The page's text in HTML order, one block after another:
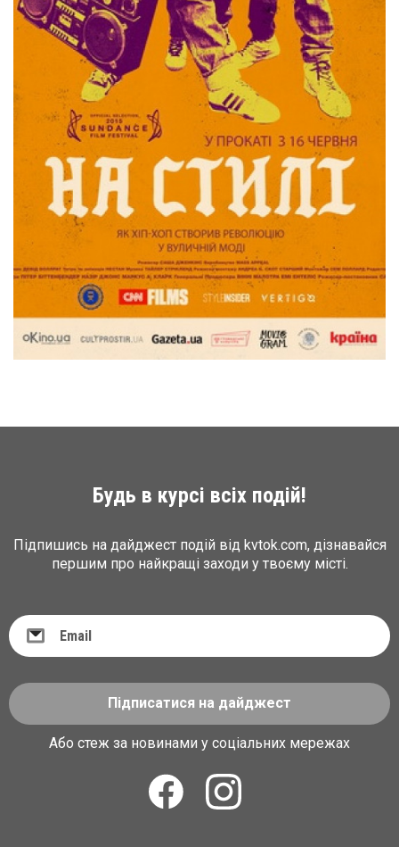
Будь в курсі всіх подій!
Підпишись на дайджест подій від kvtok.com, дізнавайся
першим про найкращі заходи у твоєму місті.
Підписатися на дайджест
Або стеж за новинами у соціальних мережах